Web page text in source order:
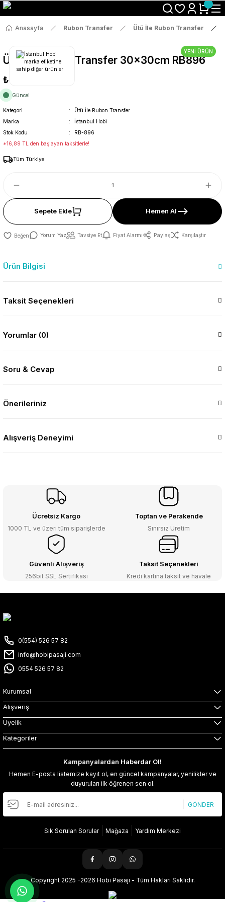
Size Özel "HG10" Koduyla Sepette Hemen %10 İndirimi Kaçırma
Anasayfa Rubon Transfer Ütü İle Rubon Transfer
YENİ ÜRÜN
Ütü İle Rub On Transfer 30x30cm RB896
₺89
Güncel
Kategori
Ütü İle Rubon Transfer
Marka
İstanbul Hobi
Stok Kodu
RB-896
*16,89 TL den başlayan taksitlerle!
Tüm Türkiye
Sepete Ekle Hemen Al
Yorum Yaz Tavsiye Et Fiyat Alarmı Paylaş Karşılaştır
Ürün Bilgisi
Taksit Seçenekleri
Yorumlar (0)
Soru & Cevap
Önerileriniz
Alışveriş Deneyimi
Ücretsiz Kargo
1000 TL ve üzeri tüm siparişlerde
Toptan ve Perakende
Sınırsız Üretim
Güvenli Alışveriş
256bit SSL Sertifikası
Taksit Seçenekleri
Kredi kartına taksit ve havale
0(554) 526 57 82
info@hobipasaji.com
0554 526 57 82
Kurumsal
Alışveriş
Üyelik
Kategoriler
Kampanyalardan Haberdar Ol!
Hemen E-posta listemize kayıt ol, en güncel kampanyalar, yenilikler ve
duyuruları ilk öğrenen sen ol.
GÖNDER
Sık Sorulan Sorular Mağaza Yardım Merkezi
Copyright 2025 -2026 Hobi Pasajı - Tüm Hakları Saklıdır.